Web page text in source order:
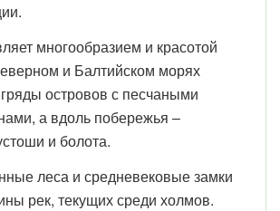
многообразием и красотой
и Балтийском морях
островов с песчаными
а вдоль побережья –
и болота.
леса и средневековые замки
рек, текущих среди холмов.